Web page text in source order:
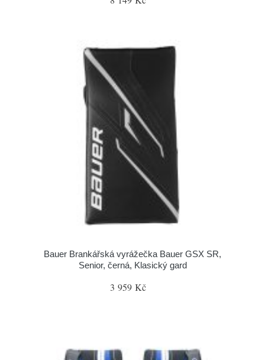
Bauer Brankářská vyrážečka Bauer GSX SR,
Senior, černá, Klasický gard
3 959 Kč